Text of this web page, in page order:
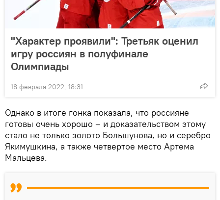
"Характер проявили": Третьяк оценил
игру россиян в полуфинале
Олимпиады
18 февраля 2022, 18:31
Однако в итоге гонка показала, что россияне
готовы очень хорошо – и доказательством этому
стало не только золото Большунова, но и серебро
Якимушкина, а также четвертое место Артема
Мальцева.